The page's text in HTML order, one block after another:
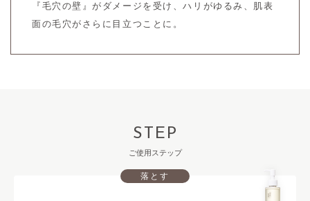
『毛穴の壁』がダメージを受け、ハリがゆるみ、肌表
面の毛穴がさらに目立つことに。
STEP
ご使用ステップ
落とす